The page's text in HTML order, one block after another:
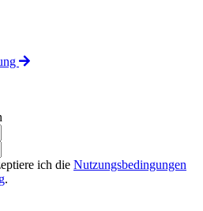
ich die Nutzungsbedingungen
.